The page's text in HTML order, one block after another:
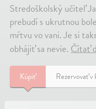
Stredoškolský učiteľ
prebudí s ukrutnou
mŕtvu vo vani. Je si
obhájiť sa nevie. Čítať
Kúpiť Rezervovať